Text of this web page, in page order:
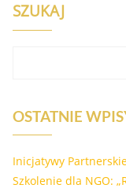
SZUKAJ
OSTATNIE
Inicjatywy
Szkolenie dla NGO: